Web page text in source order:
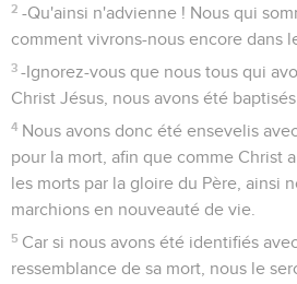
2 -Qu'ainsi n'advienne ! Nous qui
comment vivrons-nous encore dans
3 -Ignorez-vous que nous tous qui
Christ Jésus, nous avons été
4 Nous avons donc été ensevelis
pour la mort, afin que comme Christ
les morts par la gloire du Père, ainsi
marchions en nouveauté de vie.
5 Car si nous avons été identifiés
ressemblance de sa mort, nous le